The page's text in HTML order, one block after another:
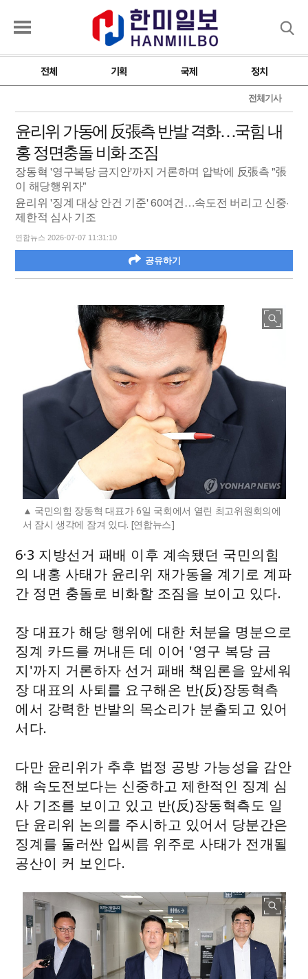
전체 기획 국제 정치
전체기사
윤리위 가동에 反張측 반발 격화…국힘 내
홍 정면충돌 비화 조짐
장동혁 '영구복당 금지안'까지 거론하며 압박에 反張측 "張
이 해당행위자"
윤리위 '징계 대상 안건 기준' 60여건…속도전 버리고 신중·
제한적 심사 기조
연합뉴스 2026-07-07 11:31:10
공유하기
국민의힘 장동혁 대표가 6일 국회에서 열린 최고위원회의에
서 잠시 생각에 잠겨 있다. [연합뉴스]
6·3 지방선거 패배 이후 계속됐던 국민의힘
의 내홍 사태가 윤리위 재가동을 계기로 계파
간 정면 충돌로 비화할 조짐을 보이고 있다.
장 대표가 해당 행위에 대한 처분을 명분으로
징계 카드를 꺼내든 데 이어 '영구 복당 금
지'까지 거론하자 선거 패배 책임론을 앞세워
장 대표의 사퇴를 요구해온 반(反)장동혁측
에서 강력한 반발의 목소리가 분출되고 있어
서다.
다만 윤리위가 추후 법정 공방 가능성을 감안
해 속도전보다는 신중하고 제한적인 징계 심
사 기조를 보이고 있고 반(反)장동혁측도 일
단 윤리위 논의를 주시하고 있어서 당분간은
징계를 둘러싼 입씨름 위주로 사태가 전개될
공산이 커 보인다.